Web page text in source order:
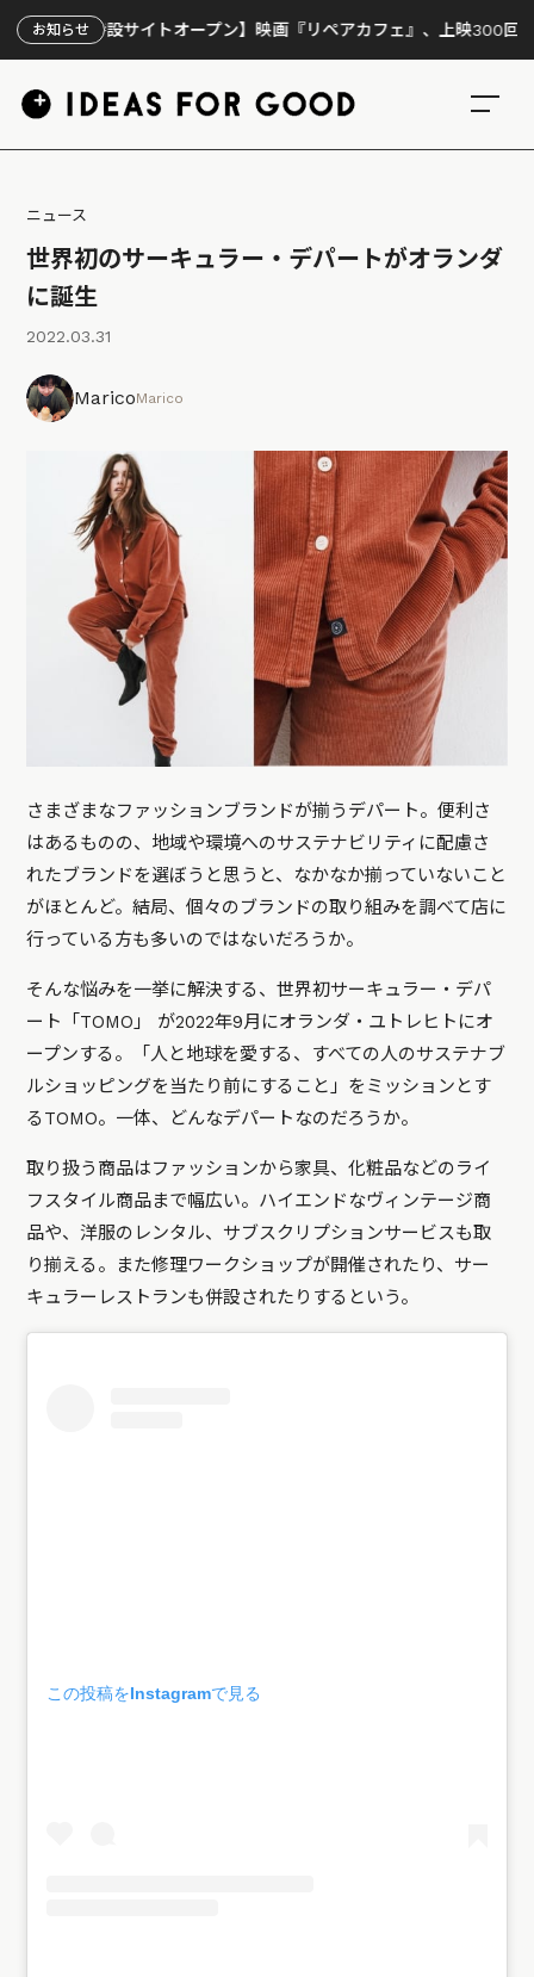
お知らせ
【特設サイトオープン】映画『リペアカフェ』、上映300回の先で見
ニュース
世界初のサーキュラー・デパートがオランダ
に誕生
2022.03.31
MaricoMarico
さまざまなファッションブランドが揃うデパート。便利さ
はあるものの、地域や環境へのサステナビリティに配慮さ
れたブランドを選ぼうと思うと、なかなか揃っていないこと
がほとんど。結局、個々のブランドの取り組みを調べて店に
行っている方も多いのではないだろうか。
そんな悩みを一挙に解決する、世界初サーキュラー・デパ
ート「TOMO」 が2022年9月にオランダ・ユトレヒトにオ
ープンする。「人と地球を愛する、すべての人のサステナブ
ルショッピングを当たり前にすること」をミッションとす
るTOMO。一体、どんなデパートなのだろうか。
取り扱う商品はファッションから家具、化粧品などのライ
フスタイル商品まで幅広い。ハイエンドなヴィンテージ商
品や、洋服のレンタル、サブスクリプションサービスも取
り揃える。また修理ワークショップが開催されたり、サー
キュラーレストランも併設されたりするという。
この投稿をInstagramで見る